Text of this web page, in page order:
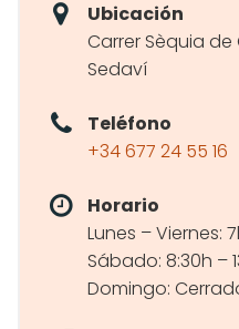
Ubicación
Carrer Sèquia de
Sedaví
Teléfono
+34 677 24 55 16
Horario
Lunes – Viernes:
Sábado: 8:30h –
Domingo: